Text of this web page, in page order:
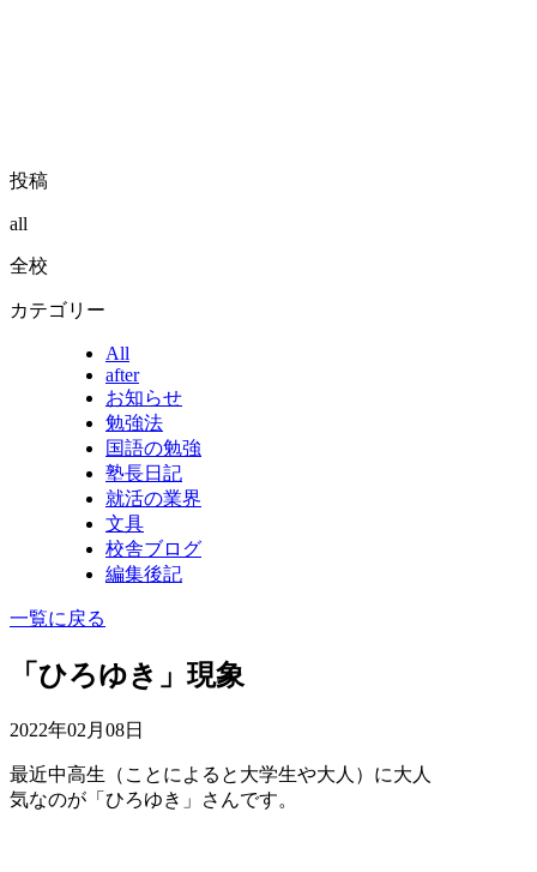
投稿
all
全校
カテゴリー
All
after
お知らせ
勉強法
国語の勉強
塾長日記
就活の業界
文具
校舎ブログ
編集後記
一覧に戻る
「ひろゆき」現象
2022年02月08日
最近中高生（ことによると大学生や大人）に大人
気なのが「ひろゆき」さんです。